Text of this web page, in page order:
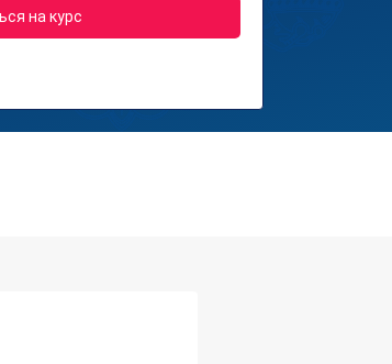
на курс